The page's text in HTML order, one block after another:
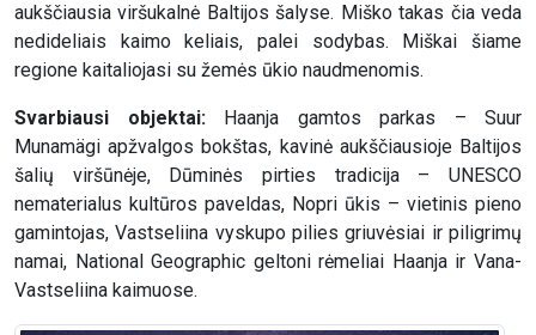
aukščiausia viršukalnė Baltijos šalyse. Miško takas čia veda
nedideliais kaimo keliais, palei sodybas. Miškai šiame
regione kaitaliojasi su žemės ūkio naudmenomis.
Svarbiausi objektai:Haanja gamtos parkas – Suur
Munamägi apžvalgos bokštas, kavinė aukščiausioje Baltijos
šalių viršūnėje, Dūminės pirties tradicija – UNESCO
nematerialus kultūros paveldas, Nopri ūkis – vietinis pieno
gamintojas, Vastseliina vyskupo pilies griuvėsiai ir piligrimų
namai, National Geographic geltoni rėmeliai Haanja ir Vana-
Vastseliina kaimuose.